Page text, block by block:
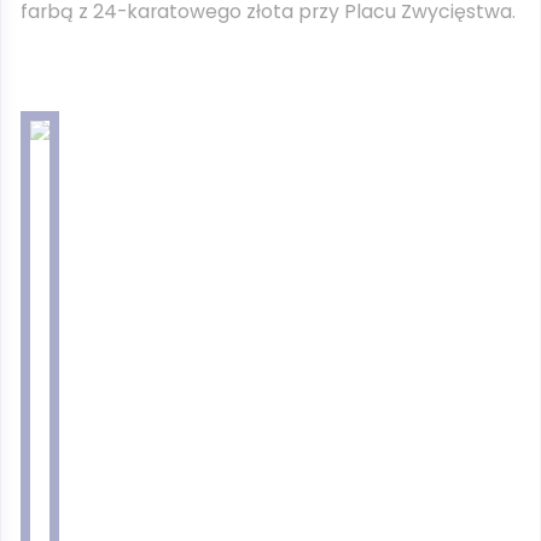
farbą z 24-karatowego złota przy Placu Zwycięstwa.